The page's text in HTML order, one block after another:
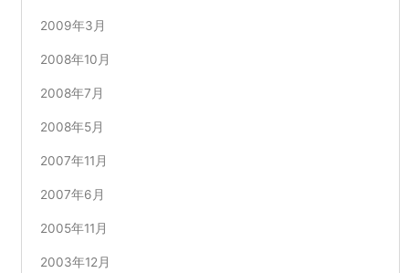
2009年3月
2008年10月
2008年7月
2008年5月
2007年11月
2007年6月
2005年11月
2003年12月